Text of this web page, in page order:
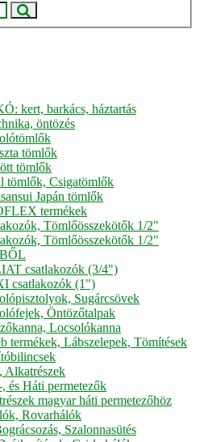
kert, barkács, háztartás
öntözés
tömlők
tömlők
tömlők, Csigatömlők
Japán tömlők
termékek
Tömlőösszekötők 1/2"
Tömlőösszekötők 1/2"
csatlakozók (3/4")
csatlakozók (1")
Sugárcsövek
Öntözőtalpak
Locsolókanna
termékek, Lábszelepek, Tömítések
Alkatrészek
és Háti permetezők
magyar háti permetezőhöz
Rovarhálók
Szalonnasütés